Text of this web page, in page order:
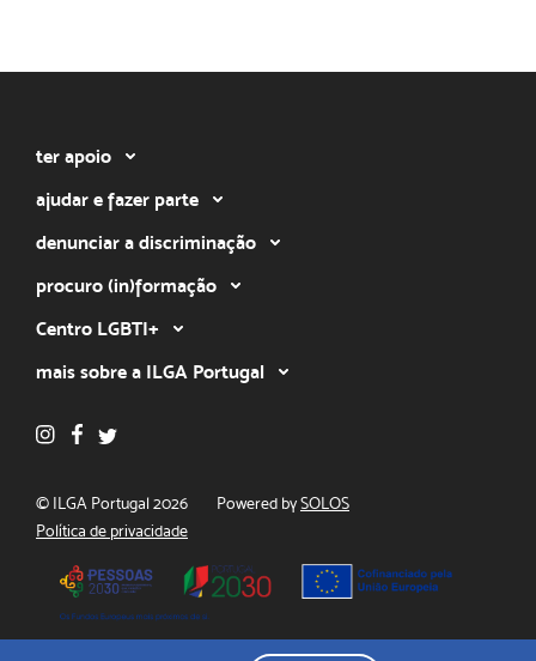
ter apoio
ajudar e fazer parte
denunciar a discriminação
procuro (in)formação
Centro LGBTI+
mais sobre a ILGA Portugal
© ILGA Portugal 2026 Powered bySOLOS
Política de privacidade